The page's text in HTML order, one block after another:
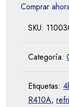
Comprar
SKU:
Categoría:
Etiquetas:
R410A,